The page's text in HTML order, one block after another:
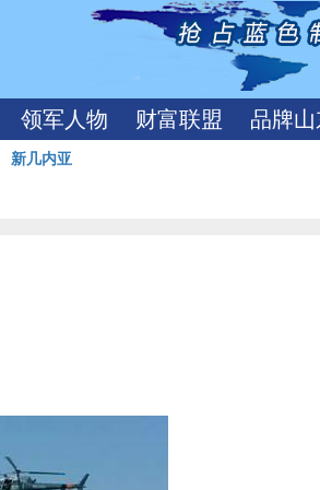
领军人物 财富联盟 品牌
新几内亚